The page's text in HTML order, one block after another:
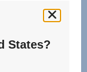
States?